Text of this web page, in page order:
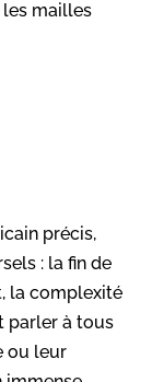
les mailles
précis,
: la fin de
la complexité
parler à tous
ou leur